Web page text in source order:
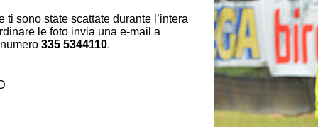
ti sono state scattate durante l’intera
le foto invia una e-mail a
335 5344110.
€. 130,00
€. 29,00